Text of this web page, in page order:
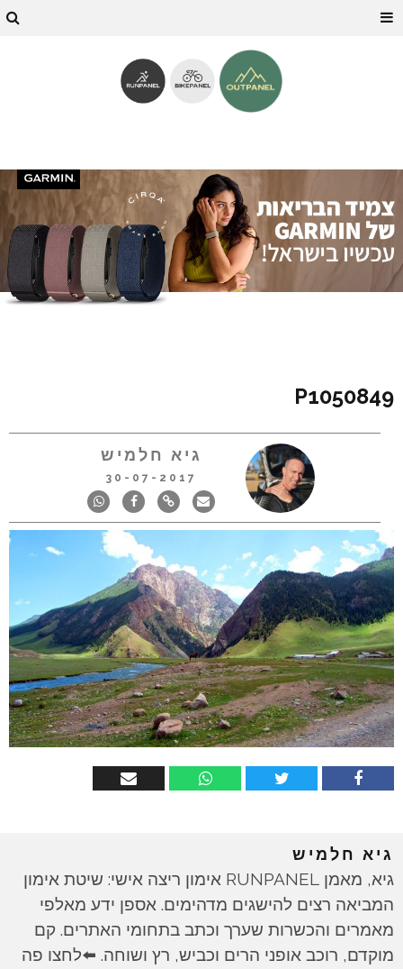
P1050849
גיא חלמיש
30-07-2017
גיא חלמיש
גיא, מאמן RUNPANEL אימון ריצה אישי: שיטת אימון
המביאה רצים להישגים מדהימים. אספן ידע מאלפי
מאמרים והכשרות שערך וכתב בתחומי האתרים. קם
מוקדם, רוכב אופני הרים וכביש, רץ ושוחה. ⬅️לחצו פה